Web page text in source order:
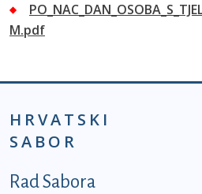
M.pdf
HRVATSKI
SABOR
Podnožje prvi
Rad Sabora